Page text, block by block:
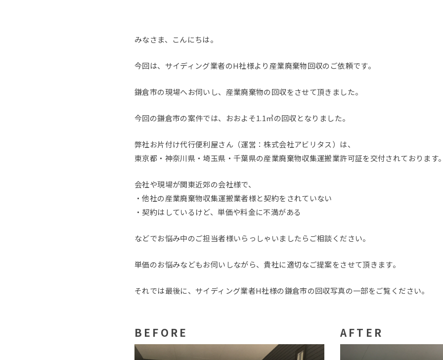
みなさま、こんにちは。
今回は、サイディング業者のH社様より産業廃棄物回収のご依頼です。
鎌倉市の現場へお伺いし、産業廃棄物の回収をさせて頂きました。
今回の鎌倉市の案件では、おおよそ1.1㎥の回収となりました。
弊社お片付け代行便利屋さん（運営：株式会社アビリタス）は、
東京都・神奈川県・埼玉県・千葉県の産業廃棄物収集運搬業許可証を交付されております
会社や現場が関東近郊の会社様で、
・他社の産業廃棄物収集運搬業者様と契約をされていない
・契約はしているけど、単価や料金に不満がある
などでお悩み中のご担当者様いらっしゃいましたらご相談ください。
単価のお悩みなどもお伺いしながら、貴社に適切なご提案をさせて頂きます。
それでは最後に、サイディング業者H社様の鎌倉市の回収写真の一部をご覧ください。
BEFORE AFTER